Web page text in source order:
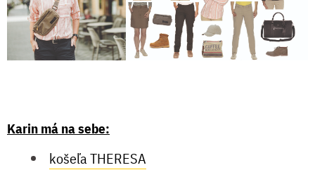
Karin má na sebe:
košeľa THERESA